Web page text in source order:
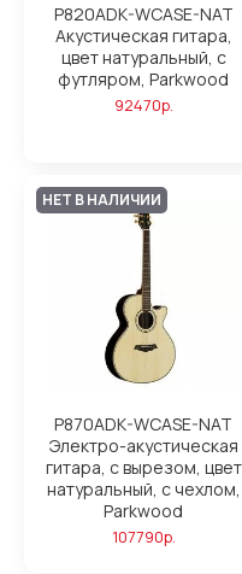
P820ADK-WCASE-NAT
Акустическая гитара,
цвет натуральный, с
футляром, Parkwood
92470р.
НЕТ В НАЛИЧИИ
P870ADK-WCASE-NAT
Электро-акустическая
гитара, с вырезом, цвет
натуральный, с чехлом,
Parkwood
107790р.